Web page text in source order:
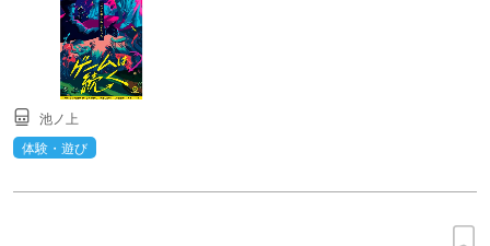
池ノ上
体験・遊び